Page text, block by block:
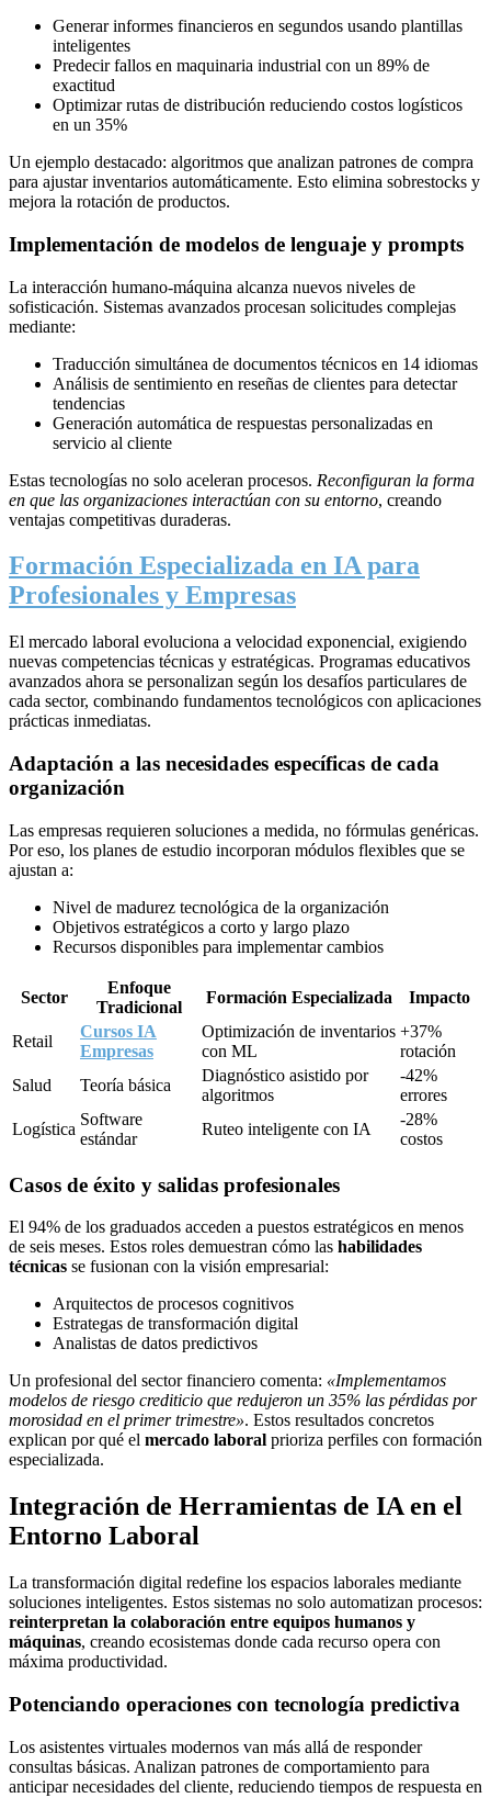
Generar informes financieros en segundos usando plantillas
inteligentes
Predecir fallos en maquinaria industrial con un 89% de
exactitud
Optimizar rutas de distribución reduciendo costos logísticos
en un 35%
Un ejemplo destacado: algoritmos que analizan patrones de compra
para ajustar inventarios automáticamente. Esto elimina sobrestocks y
mejora la rotación de productos.
Implementación de modelos de lenguaje y prompts
La interacción humano-máquina alcanza nuevos niveles de
sofisticación. Sistemas avanzados procesan solicitudes complejas
mediante:
Traducción simultánea de documentos técnicos en 14 idiomas
Análisis de sentimiento en reseñas de clientes para detectar
tendencias
Generación automática de respuestas personalizadas en
servicio al cliente
Estas tecnologías no solo aceleran procesos. Reconfiguran la forma
en que las organizaciones interactúan con su entorno, creando
ventajas competitivas duraderas.
Formación Especializada en IA para
Profesionales y Empresas
El mercado laboral evoluciona a velocidad exponencial, exigiendo
nuevas competencias técnicas y estratégicas. Programas educativos
avanzados ahora se personalizan según los desafíos particulares de
cada sector, combinando fundamentos tecnológicos con aplicaciones
prácticas inmediatas.
Adaptación a las necesidades específicas de cada
organización
Las empresas requieren soluciones a medida, no fórmulas genéricas.
Por eso, los planes de estudio incorporan módulos flexibles que se
ajustan a:
Nivel de madurez tecnológica de la organización
Objetivos estratégicos a corto y largo plazo
Recursos disponibles para implementar cambios
Sector
Enfoque
Tradicional
Formación Especializada Impacto
Retail
Cursos IA
Empresas
Optimización de inventarios
con ML
+37%
rotación
Salud
Teoría básica
Diagnóstico asistido por
algoritmos
-42%
errores
Logística
Software
estándar
Ruteo inteligente con IA
-28%
costos
Casos de éxito y salidas profesionales
El 94% de los graduados acceden a puestos estratégicos en menos
de seis meses. Estos roles demuestran cómo las habilidades
técnicas se fusionan con la visión empresarial:
Arquitectos de procesos cognitivos
Estrategas de transformación digital
Analistas de datos predictivos
Un profesional del sector financiero comenta: «Implementamos
modelos de riesgo crediticio que redujeron un 35% las pérdidas por
morosidad en el primer trimestre». Estos resultados concretos
explican por qué el mercado laboral prioriza perfiles con formación
especializada.
Integración de Herramientas de IA en el
Entorno Laboral
La transformación digital redefine los espacios laborales mediante
soluciones inteligentes. Estos sistemas no solo automatizan procesos:
reinterpretan la colaboración entre equipos humanos y
máquinas, creando ecosistemas donde cada recurso opera con
máxima productividad.
Potenciando operaciones con tecnología predictiva
Los asistentes virtuales modernos van más allá de responder
consultas básicas. Analizan patrones de comportamiento para
anticipar necesidades del cliente, reduciendo tiempos de respuesta en